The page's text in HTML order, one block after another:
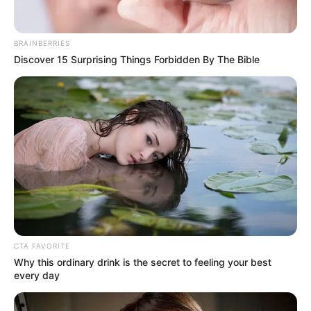
Se acerca la prima de junio 2026:
empresas deben pagarle antes de
esta fecha
BRAINBERRIES
Discover 15 Surprising Things Forbidden By The Bible
CTA FAVORITE
Why this ordinary drink is the secret to feeling your best
every day